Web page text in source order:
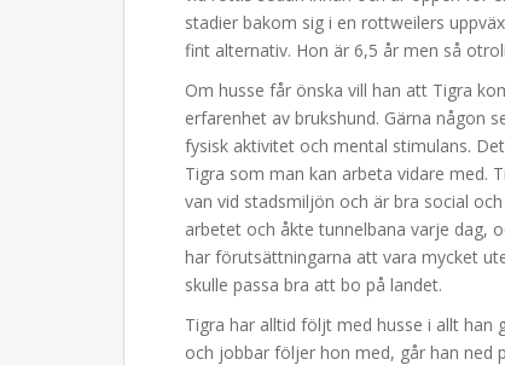
stadier bakom sig i en rottweilers
fint alternativ. Hon är 6,5 år men så
Om husse får önska vill han att Tigra
erfarenhet av brukshund. Gärna någon
fysisk aktivitet och mental stimulans.
Tigra som man kan arbeta vidare med.
van vid stadsmiljön och är bra social
arbetet och åkte tunnelbana varje dag,
har förutsättningarna att vara mycket
skulle passa bra att bo på landet.
Tigra har alltid följt med husse i allt han
och jobbar följer hon med, går han ned